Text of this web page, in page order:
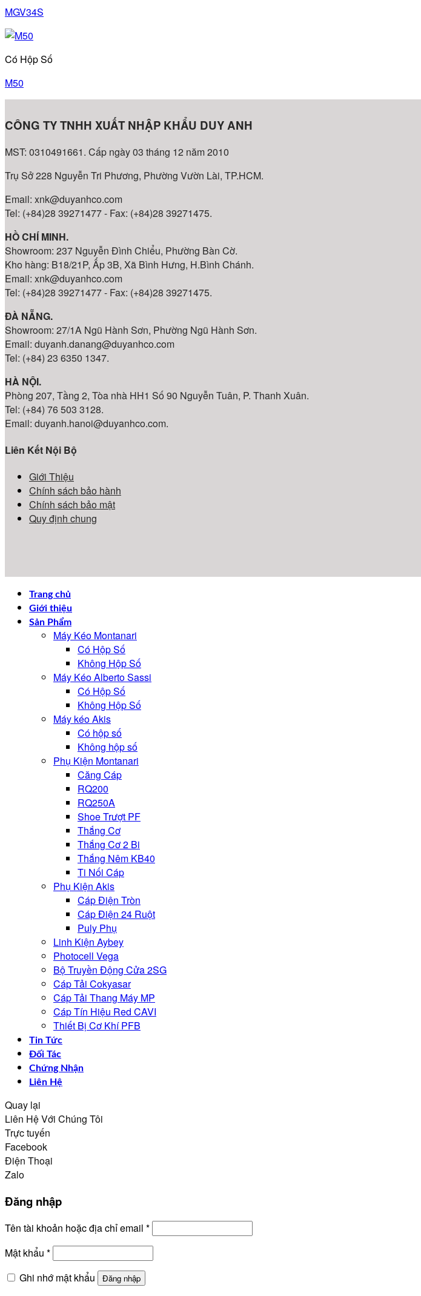
MGV34S
Có Hộp Số
M50
CÔNG TY TNHH XUẤT NHẬP KHẨU DUY ANH
MST: 0310491661. Cấp ngày 03 tháng 12 năm 2010
Trụ Sở 228 Nguyễn Tri Phương, Phường Vườn Lài, TP.HCM.
Email: xnk@duyanhco.com
Tel: (+84)28 39271477 - Fax: (+84)28 39271475.
HỒ CHÍ MINH.
Showroom: 237 Nguyễn Đình Chiểu, Phường Bàn Cờ.
Kho hàng: B18/21P, Ấp 3B, Xã Bình Hưng, H.Bình Chánh.
Email: xnk@duyanhco.com
Tel: (+84)28 39271477 - Fax: (+84)28 39271475.
ĐÀ NẴNG.
Showroom: 27/1A Ngũ Hành Sơn, Phường Ngũ Hành Sơn.
Email: duyanh.danang@duyanhco.com
Tel: (+84) 23 6350 1347.
HÀ NỘI.
Phòng 207, Tầng 2, Tòa nhà HH1 Số 90 Nguyễn Tuân, P. Thanh Xuân.
Tel: (+84) 76 503 3128.
Email: duyanh.hanoi@duyanhco.com.
Liên Kết Nội Bộ
Giới Thiệu
Chính sách bảo hành
Chính sách bảo mật
Quy định chung
Trang chủ
Giới thiệu
Sản Phẩm
Máy Kéo Montanari
Có Hộp Số
Không Hộp Số
Máy Kéo Alberto Sassi
Có Hộp Số
Không Hộp Số
Máy kéo Akis
Có hộp số
Không hộp số
Phụ Kiện Montanari
Căng Cáp
RQ200
RQ250A
Shoe Trượt PF
Thắng Cơ
Thắng Cơ 2 Bi
Thắng Nêm KB40
Ti Nối Cáp
Phụ Kiện Akis
Cáp Điện Tròn
Cáp Điện 24 Ruột
Puly Phụ
Linh Kiện Aybey
Photocell Vega
Bộ Truyền Động Cửa 2SG
Cáp Tải Cokyasar
Cáp Tải Thang Máy MP
Cáp Tín Hiệu Red CAVI
Thiết Bị Cơ Khí PFB
Tin Tức
Đối Tác
Chứng Nhận
Liên Hệ
Quay lại
Liên Hệ Với Chúng Tôi
Trực tuyến
Facebook
Điện Thoại
Zalo
Đăng nhập
Tên tài khoản hoặc địa chỉ email *Bắt
Mật khẩu *Bắt
Ghi nhớ mật khẩu
Đăng nhập